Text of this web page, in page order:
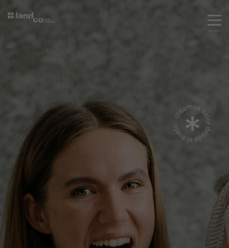
MENU
Terrenos
Promoción Inmobiliaria
Viviendas
Noticias